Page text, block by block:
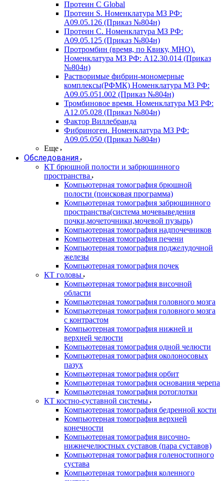
Протеин C Global
Протеин S. Номенклатура МЗ РФ:
A09.05.126 (Приказ №804н)
Протеин С. Номенклатура МЗ РФ:
A09.05.125 (Приказ №804н)
Протромбин (время, по Квику, МНО).
Номенклатура МЗ РФ: A12.30.014 (Приказ
№804н)
Растворимые фибрин-мономерные
комплексы(РФМК) Номенклатура МЗ РФ:
A09.05.051.002 (Приказ №804н)
Тромбиновое время. Номенклатура МЗ РФ:
A12.05.028 (Приказ №804н)
Фактор Виллебранда
Фибриноген. Номенклатура МЗ РФ:
A09.05.050 (Приказ №804н)
Еще
Обследования
КТ брюшной полости и забрюшинного
пространства
Компьютерная томография брюшной
полости (поисковая программа)
Компьютерная томография забрюшинного
пространства(система мочевыведения
почки,мочеточники,мочевой пузырь)
Компьютерная томография надпочечников
Компьютерная томография печени
Компьютерная томография поджелудочной
железы
Компьютерная томография почек
КТ головы
Компьютерная томография височной
области
Компьютерная томография головного мозга
Компьютерная томография головного мозга
с контрастом
Компьютерная томография нижней и
верхней челюсти
Компьютерная томография одной челюсти
Компьютерная томография околоносовых
пазух
Компьютерная томография орбит
Компьютерная томография основания черепа
Компьютерная томография ротоглотки
КТ костно-суставной системы
Компьютерная томография бедренной кости
Компьютерная томография верхней
конечности
Компьютерная томография височно-
нижнечелюстных суставов (пара суставов)
Компьютерная томография голеностопного
сустава
Компьютерная томография коленного